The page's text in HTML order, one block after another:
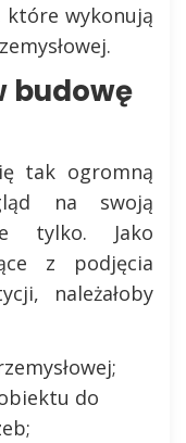
wykonują
budowę
tak ogromną
na swoją
tylko. Jako
z podjęcia
należałoby
do